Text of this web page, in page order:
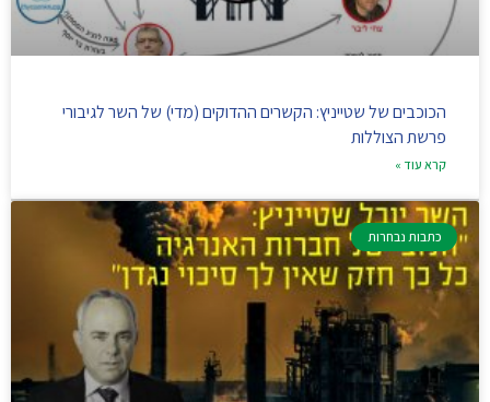
הכוכבים של שטייניץ: הקשרים ההדוקים (מדי) של השר לגיבורי
פרשת הצוללות
קרא עוד »
כתבות נבחרות